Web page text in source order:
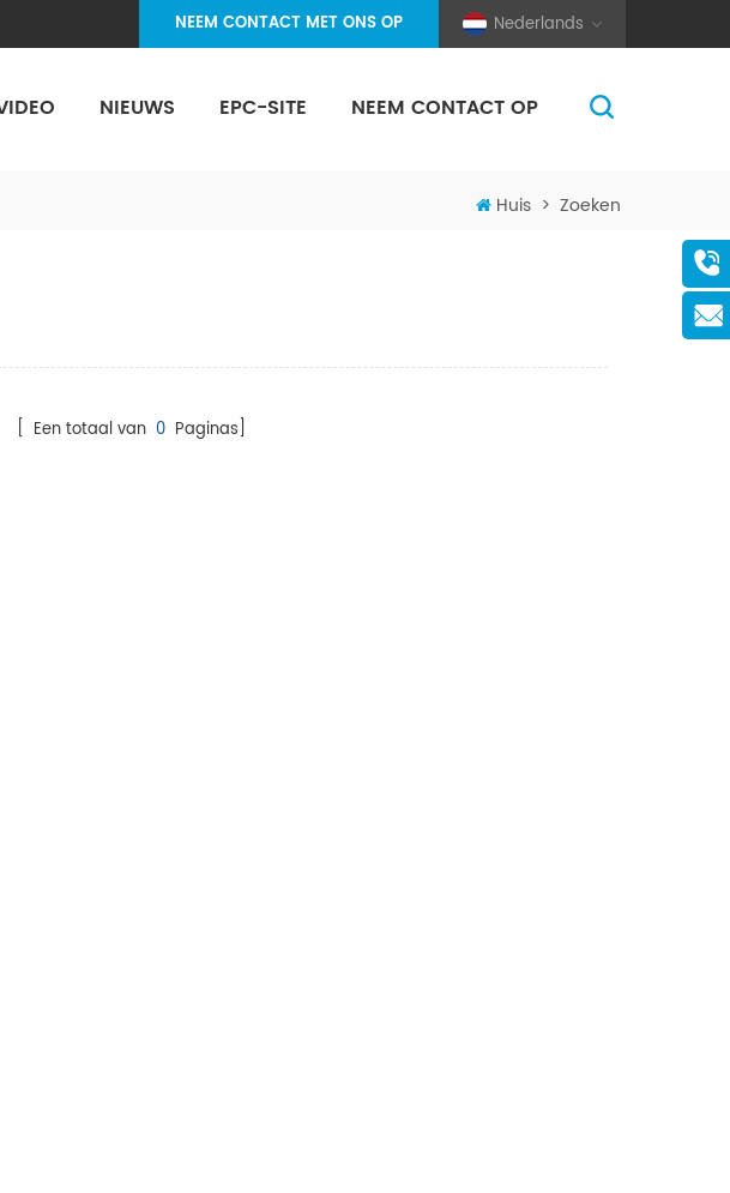
Nederlands
NEEM CONTACT MET ONS OP
NIEUWS EPC-SITE NEEM CONTACT OP
Huis > Zoeken
[ Een totaal van 0 Paginas]